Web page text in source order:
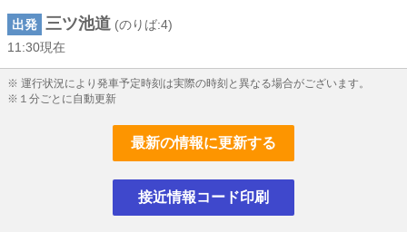
出発 三ツ池道 (のりば:4)
11:30現在
※ 運行状況により発車予定時刻は実際の時刻と異なる場合がございます。
※１分ごとに自動更新
最新の情報に更新する
接近情報コード印刷